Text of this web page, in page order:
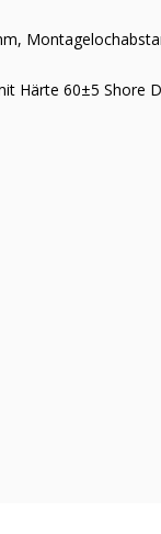
Härte 60±5 Shore